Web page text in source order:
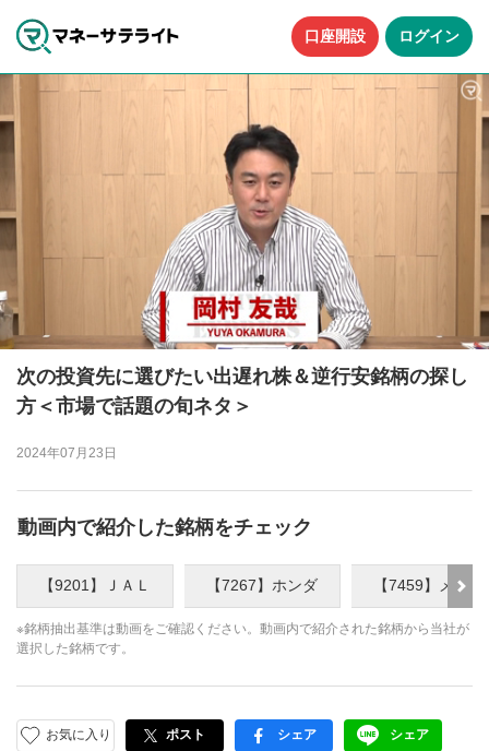
口座開設 ログイン
次の投資先に選びたい出遅れ株＆逆行安銘柄の探し
方＜市場で話題の旬ネタ＞
2024年07月23日
動画内で紹介した銘柄をチェック
【9201】ＪＡＬ 【7267】ホンダ 【7459】メデ
※銘柄抽出基準は動画をご確認ください。動画内で紹介された銘柄から当社が
選択した銘柄です。
お気に入り ポスト facebook
シェア LINE
シェア